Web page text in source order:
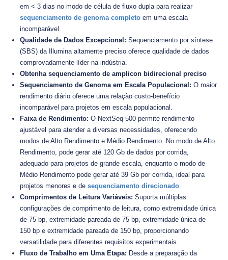
em < 3 dias no modo de célula de fluxo dupla para realizar
sequenciamento de genoma completo em uma escala
incomparável.
Qualidade de Dados Excepcional: Sequenciamento por síntese
(SBS) da Illumina altamente preciso oferece qualidade de dados
comprovadamente líder na indústria.
Obtenha sequenciamento de amplicon bidirecional preciso
Sequenciamento de Genoma em Escala Populacional: O maior
rendimento diário oferece uma relação custo-benefício
incomparável para projetos em escala populacional.
Faixa de Rendimento: O NextSeq 500 permite rendimento
ajustável para atender a diversas necessidades, oferecendo
modos de Alto Rendimento e Médio Rendimento. No modo de Alto
Rendimento, pode gerar até 120 Gb de dados por corrida,
adequado para projetos de grande escala, enquanto o modo de
Médio Rendimento pode gerar até 39 Gb por corrida, ideal para
projetos menores e de sequenciamento direcionado.
Comprimentos de Leitura Variáveis: Suporta múltiplas
configurações de comprimento de leitura, como extremidade única
de 75 bp, extremidade pareada de 75 bp, extremidade única de
150 bp e extremidade pareada de 150 bp, proporcionando
versatilidade para diferentes requisitos experimentais.
Fluxo de Trabalho em Uma Etapa: Desde a preparação da